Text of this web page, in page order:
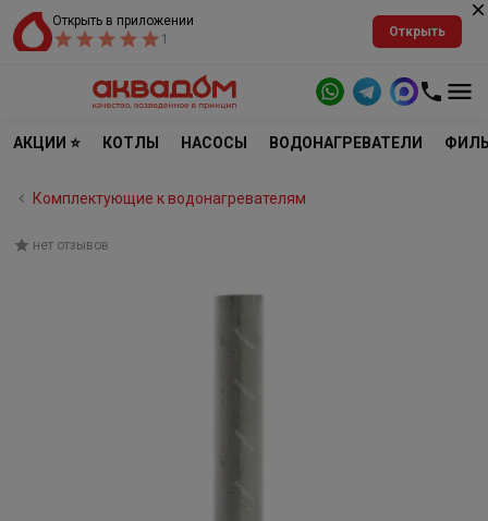
Открыть в приложении
1
Открыть
АКЦИИ ⭐ КОТЛЫ НАСОСЫ ВОДОНАГРЕВАТЕЛИ
Комплектующие к водонагревателям
нет отзывов